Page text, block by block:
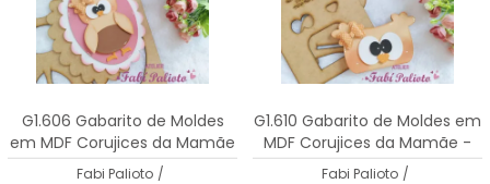
G1.606 Gabarito de Moldes
em MDF Corujices da Mamãe
- Aplique Caderno
Fabi Palioto /
G1.610 Gabarito de Moldes em
MDF Corujices da Mamãe -
Porta Moedas
Fabi Palioto /